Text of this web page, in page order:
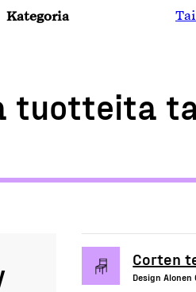
Kategoria
tuotteita
Corten
Design Alonen